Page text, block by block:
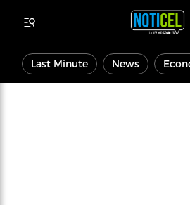
Last Minute News